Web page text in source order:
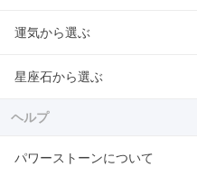
運気から選ぶ
星座石から選ぶ
ヘルプ
パワーストーンについて